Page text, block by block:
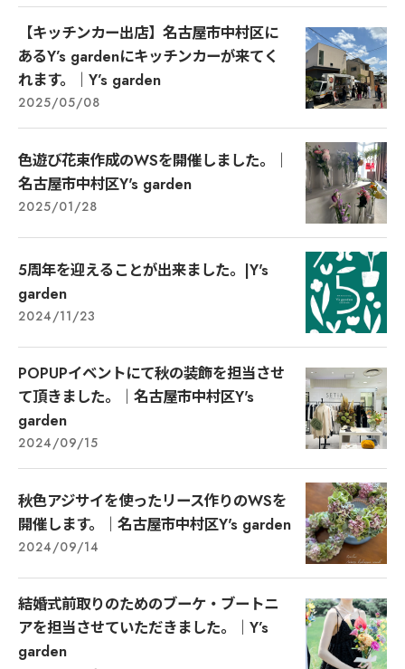
【キッチンカー出店】名古屋市中村区に
あるY’s gardenにキッチンカーが来てく
れます。｜Y’s garden
2025/05/08
色遊び花束作成のWSを開催しました。｜
名古屋市中村区Y's garden
2025/01/28
5周年を迎えることが出来ました。|Y's
garden
2024/11/23
POPUPイベントにて秋の装飾を担当させ
て頂きました。｜名古屋市中村区Y's
garden
2024/09/15
秋色アジサイを使ったリース作りのWSを
開催します。｜名古屋市中村区Y's garden
2024/09/14
結婚式前取りのためのブーケ・ブートニ
アを担当させていただきました。｜Y’s
garden